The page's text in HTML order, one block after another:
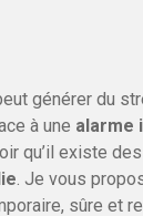
générer du
à une alarme
qu’il existe
. Je vous
sûre et